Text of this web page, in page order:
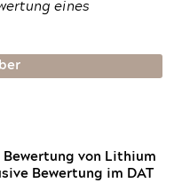
eines
von Lithium
Bewertung im DAT